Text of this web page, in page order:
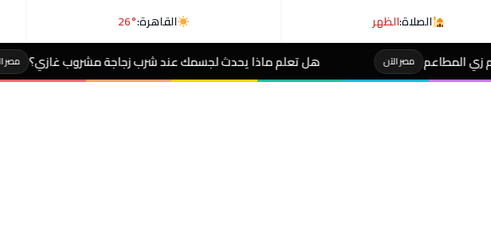
الصلاة:الظهر القاهرة:26°
هل تعلم ماذا يحدث لجسمك عند شرب زجاجة مشروب غازي؟ مصر الآن